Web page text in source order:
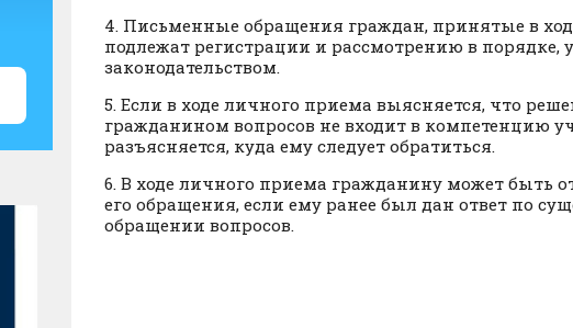
4. Письменные обращения граждан, принятые в
подлежат регистрации и рассмотрению в порядке,
законодательством.
5. Если в ходе личного приема выясняется, что
гражданином вопросов не входит в компетенцию
разъясняется, куда ему следует обратиться.
6. В ходе личного приема гражданину может быть
его обращения, если ему ранее был дан ответ по
обращении вопросов.